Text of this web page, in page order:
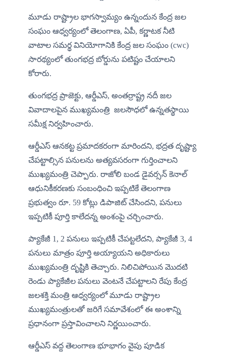
మూడు రాష్ట్రాల భాగస్వామ్యం ఉన్నందున కేంద్ర జల
సంఘం ఆధ్వర్యంలో తెలంగాణ, ఏపీ, కర్ణాటక నీటి
వాటాల సమర్థ వినియోగానికి కేంద్ర జల సంఘం (cwc)
సారథ్యంలో తుంగభద్ర బోర్డును పటిష్టం చేయాలని
కోరారు.
తుంగ‌భ‌ద్ర ప్రాజెక్టు, ఆర్డీఎస్, అంతర్రాష్ట్ర నదీ జల
వివాదాలపైన ముఖ్యమంత్రి  జలసౌధలో ఉన్నతస్థాయి
సమీక్ష నిర్వహించారు.
ఆర్డీఎస్ ఆనకట్ట ప్రమాదకరంగా మారిందని, భద్రత దృష్ట్యా
చేపట్టాల్సిన పనులను అత్యవసరంగా గుర్తించాలని
ముఖ్యమంత్రి చెప్పారు. రాజోలి బండ డైవర్సన్ కెనాల్
ఆధునికీకరణకు సంబంధించి ఇప్పటికే తెలంగాణ
ప్రభుత్వం రూ. 59 కోట్లు డిపాజిట్ చేసిందని, పనులు
ఇప్పటికీ పూర్తి కాలేదన్న అంశంపై చర్చించారు.
ప్యాకేజీ 1, 2 పనులు ఇప్పటికీ చేపట్టలేదని, ప్యాకేజీ 3, 4
పనులు మాత్రం పూర్తి అయ్యాయని అధికారులు
ముఖ్యమంత్రి దృష్టికి తెచ్చారు. నిలిచిపోయిన మొదటి
రెండు ప్యాకేజీల పనులు వెంటనే చేపట్టాలని రేపు కేంద్ర
జలశక్తి మంత్రి ఆధ్వర్యంలో మూడు రాష్ట్రాల
ముఖ్యమంత్రులతో జరిగే సమావేశంలో ఈ అంశాన్ని
ప్రధానంగా ప్రస్తావించాలని నిర్ణయించారు.
ఆర్డీఎస్ వద్ద తెలంగాణ భూభాగం వైపు పూడిక